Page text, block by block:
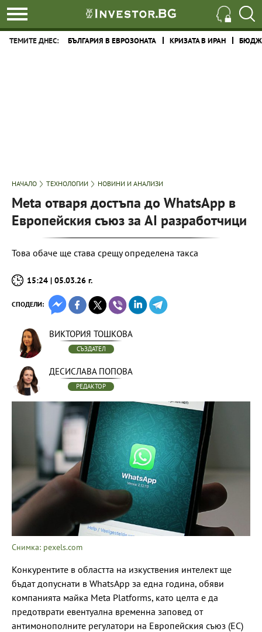
ТЕМИТЕ ДНЕС: БЪЛГАРИЯ В ЕВРОЗОНАТА КРИЗАТА В ИРАН
НАЧАЛО ТЕХНОЛОГИИ НОВИНИ И АНАЛИЗИ
Meta отваря достъпа до WhatsApp в
Европейския съюз за AI разработчици
Това обаче ще става срещу определена такса
15:24 | 05.03.26 г.
СПОДЕЛИ:
ВИКТОРИЯ ТОШКОВА
СЪЗДАТЕЛ
ДЕСИСЛАВА ПОПОВА
РЕДАКТОР
Снимка: pexels.com
Конкурентите в областта на изкуствения интелект ще
бъдат допуснати в WhatsApp за една година, обяви
компанията майка Meta Platforms, като целта е да
предотврати евентуална временна заповед от
антимонополните регулатори на Европейския съюз (ЕС)